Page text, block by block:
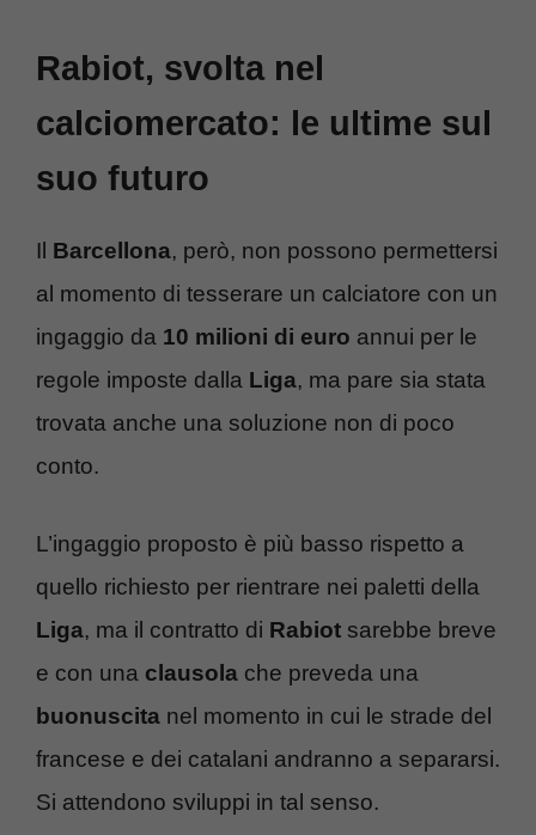
Rabiot, svolta nel
calciomercato: le ultime sul
suo futuro
Il Barcellona, però, non possono permettersi
al momento di tesserare un calciatore con un
ingaggio da 10 milioni di euro annui per le
regole imposte dalla Liga, ma pare sia stata
trovata anche una soluzione non di poco
conto.
L’ingaggio proposto è più basso rispetto a
quello richiesto per rientrare nei paletti della
Liga, ma il contratto di Rabiot sarebbe breve
e con una clausola che preveda una
buonuscita nel momento in cui le strade del
francese e dei catalani andranno a separarsi.
Si attendono sviluppi in tal senso.